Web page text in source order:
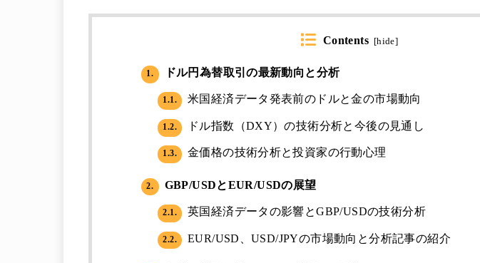
Contents [hide]
1. ドル円為替取引の最新動向と分析
1.1. 米国経済データ発表前のドルと金の市場動向
1.2. ドル指数（DXY）の技術分析と今後の見通し
1.3. 金価格の技術分析と投資家の行動心理
2. GBP/USDとEUR/USDの展望
2.1. 英国経済データの影響とGBP/USDの技術分析
2.2. EUR/USD、USD/JPYの市場動向と分析記事の紹介